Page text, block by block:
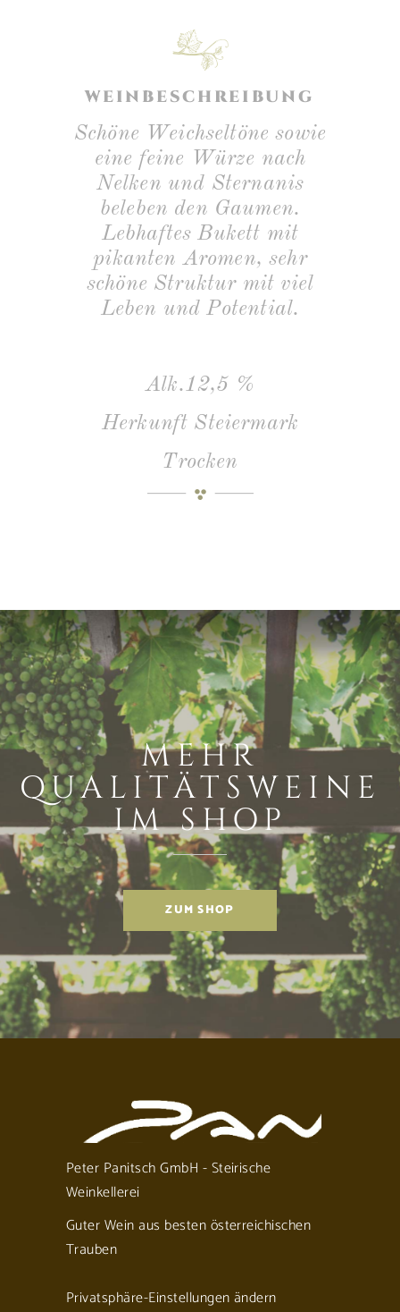
WEINBESCHREIBUNG
Schöne Weichseltöne sowie
eine feine Würze nach
Nelken und Sternanis
beleben den Gaumen.
Lebhaftes Bukett mit
pikanten Aromen, sehr
schöne Struktur mit viel
Leben und Potential.
Alk.12,5 %
Herkunft Steiermark
Trocken
MEHR
QUALITÄTSWEINE
IM SHOP
ZUM SHOP
Peter Panitsch GmbH - Steirische
Weinkellerei
Guter Wein aus besten österreichischen
Trauben
Privatsphäre-Einstellungen ändern